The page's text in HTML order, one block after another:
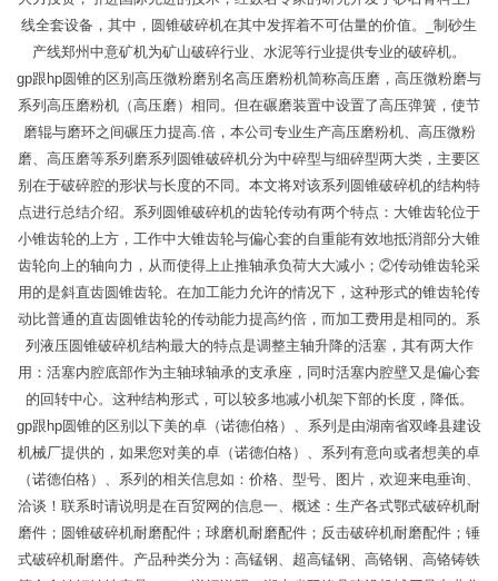
线全套设备，其中，圆锥破碎机在其中发挥着不可估量的价值。_制砂生
产线郑州中意矿机为矿山破碎行业、水泥等行业提供专业的破碎机。
gp跟hp圆锥的区别高压微粉磨别名高压磨粉机简称高压磨，高压微粉磨与
系列高压磨粉机（高压磨）相同。但在碾磨装置中设置了高压弹簧，使节
磨辊与磨环之间碾压力提高.倍，本公司专业生产高压磨粉机、高压微粉
磨、高压磨等系列磨系列圆锥破碎机分为中碎型与细碎型两大类，主要区
别在于破碎腔的形状与长度的不同。本文将对该系列圆锥破碎机的结构特
点进行总结介绍。系列圆锥破碎机的齿轮传动有两个特点：大锥齿轮位于
小锥齿轮的上方，工作中大锥齿轮与偏心套的自重能有效地抵消部分大锥
齿轮向上的轴向力，从而使得上止推轴承负荷大大减小；②传动锥齿轮采
用的是斜直齿圆锥齿轮。在加工能力允许的情况下，这种形式的锥齿轮传
动比普通的直齿圆锥齿轮的传动能力提高约倍，而加工费用是相同的。系
列液压圆锥破碎机结构最大的特点是调整主轴升降的活塞，其有两大作
用：活塞内腔底部作为主轴球轴承的支承座，同时活塞内腔壁又是偏心套
的回转中心。这种结构形式，可以较多地减小机架下部的长度，降低。
gp跟hp圆锥的区别以下美的卓（诺德伯格）、系列是由湖南省双峰县建设
机械厂提供的，如果您对美的卓（诺德伯格）、系列有意向或者想美的卓
（诺德伯格）、系列的相关信息如：价格、型号、图片，欢迎来电垂询、
洽谈！联系时请说明是在百贸网的信息一、概述：生产各式鄂式破碎机耐
磨件；圆锥破碎机耐磨配件；球磨机耐磨配件；反击破碎机耐磨配件；锤
式破碎机耐磨件。产品种类分为：高锰钢、超高锰钢、高铬钢、高铬铸铁